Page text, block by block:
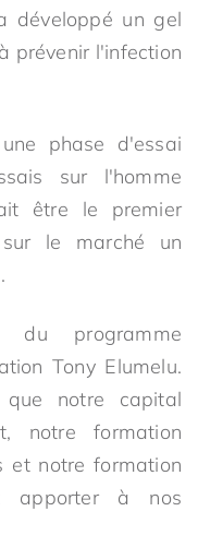
développé un gel
prévenir l'infection
phase d'essai
sur l'homme
être le premier
le marché un
programme
Tony Elumelu.
notre capital
notre formation
et notre formation
apporter à nos